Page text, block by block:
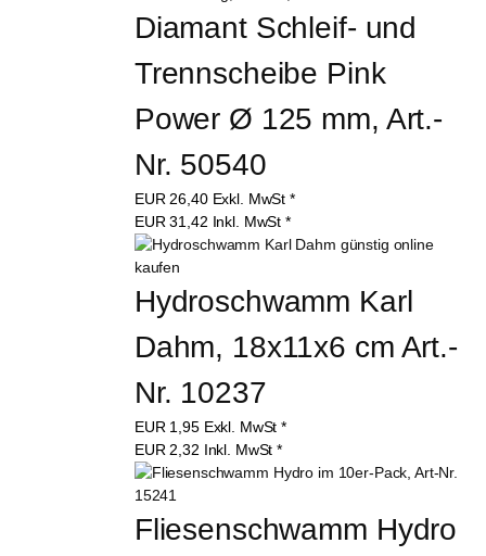
Diamant Schleif- und
Trennscheibe Pink
Power Ø 125 mm, Art.-
Nr. 50540
EUR 26,40 Exkl. MwSt *
EUR31,42 Inkl. MwSt *
Hydroschwamm Karl
Dahm, 18x11x6 cm Art.-
Nr. 10237
EUR 1,95 Exkl. MwSt *
EUR 2,32 Inkl. MwSt *
Fliesenschwamm Hydro